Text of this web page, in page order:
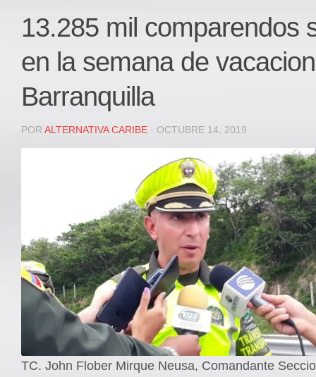
Deportes
JUDICIAL
REGIONAL
DEPARTAMENTAL
Internacional
Twitter
Instagram
Registro ISSN: 2711-3299
13.285 mil comparendos
en la semana de
Barranquilla
POR ALTERNATIVA CARIBE · OCTUBRE 14, 2019
TC. John Flober Mirque Neusa, Comandante